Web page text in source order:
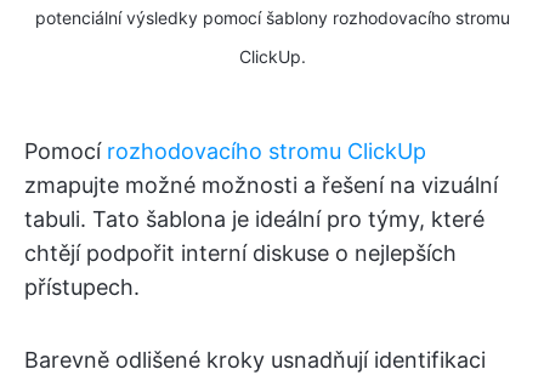
potenciální výsledky pomocí šablony rozhodovacího stromu
ClickUp.
Pomocí rozhodovacího stromu ClickUp
zmapujte možné možnosti a řešení na vizuální
tabuli. Tato šablona je ideální pro týmy, které
chtějí podpořit interní diskuse o nejlepších
přístupech.
Barevně odlišené kroky usnadňují identifikaci